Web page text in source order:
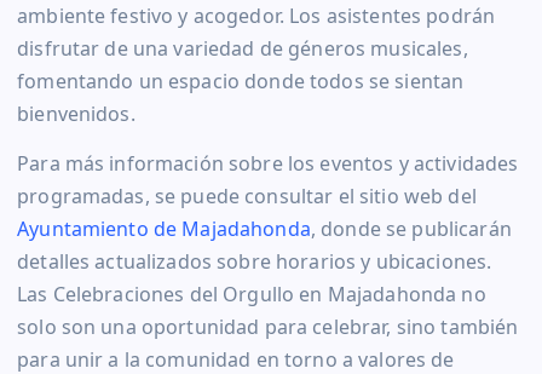
ambiente festivo y acogedor. Los asistentes podrán
disfrutar de una variedad de géneros musicales,
fomentando un espacio donde todos se sientan
bienvenidos.
Para más información sobre los eventos y actividades
programadas, se puede consultar el sitio web del
Ayuntamiento de Majadahonda, donde se publicarán
detalles actualizados sobre horarios y ubicaciones.
Las Celebraciones del Orgullo en Majadahonda no
solo son una oportunidad para celebrar, sino también
para unir a la comunidad en torno a valores de